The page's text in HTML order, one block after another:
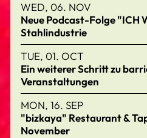
WED, 06. NOV
Neue Podcast-Folge "ICH
Stahlindustrie
TUE, 01. OCT
Ein weiterer Schritt zu
Veranstaltungen
MON, 16. SEP
"bizkaya" Restaurant &
November